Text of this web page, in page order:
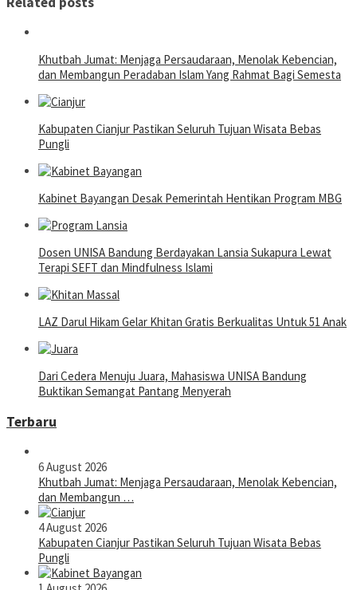
Khutbah Jumat: Menjaga Persaudaraan, Menolak Kebencian,
dan Membangun Peradaban Islam Yang Rahmat Bagi Semesta
Kabupaten Cianjur Pastikan Seluruh Tujuan Wisata Bebas
Pungli
Kabinet Bayangan Desak Pemerintah Hentikan Program MBG
Dosen UNISA Bandung Berdayakan Lansia Sukapura Lewat
Terapi SEFT dan Mindfulness Islami
LAZ Darul Hikam Gelar Khitan Gratis Berkualitas Untuk 51 Anak
Dari Cedera Menuju Juara, Mahasiswa UNISA Bandung
Buktikan Semangat Pantang Menyerah
Terbaru
6 August 2026
Khutbah Jumat: Menjaga Persaudaraan, Menolak Kebencian,
dan Membangun …
4 August 2026
Kabupaten Cianjur Pastikan Seluruh Tujuan Wisata Bebas
Pungli